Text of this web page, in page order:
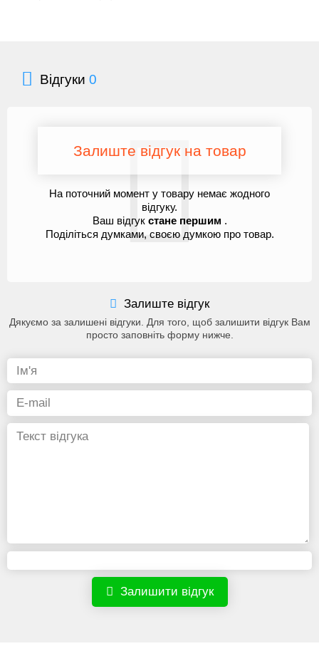
Відгуки 0
Залиште відгук на товар
На поточний момент у товару немає жодного
відгуку.
Ваш відгук стане першим .
Поділіться думками, своєю думкою про товар.
Залиште відгук
Дякуємо за залишені відгуки. Для того, щоб залишити відгук Вам
просто заповніть форму нижче.
Залишити відгук